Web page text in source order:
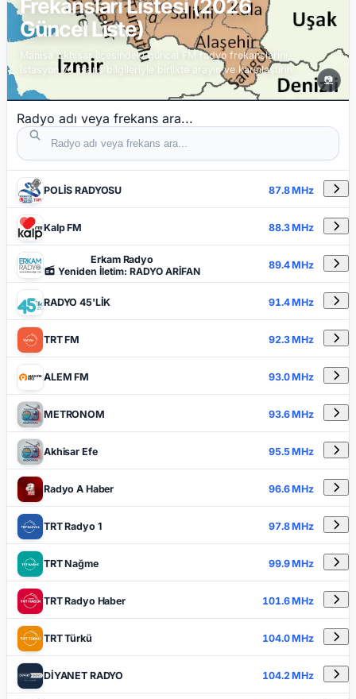
📷
Frekansları Listesi (2026
Güncel Liste)
Manisa Akhisar ilçesindeki güncel FM radyo frekanslarını,
istasyon ve lisans bilgileriyle birlikte arayın ve karşılaştırın.
Radyo adı veya frekans ara...
RADYO ADI DETAYLAR
POLİS RADYOSU 87.8 MHz
Kalp FM 88.3 MHz
Erkam Radyo
Yeniden İletim: RADYO ARİFAN
89.4 MHz
RADYO 45'LİK 91.4 MHz
TRT FM 92.3 MHz
ALEM FM 93.0 MHz
METRONOM 93.6 MHz
Akhisar Efe 95.5 MHz
Radyo A Haber 96.6 MHz
TRT Radyo 1 97.8 MHz
TRT Nağme 99.9 MHz
TRT Radyo Haber 101.6 MHz
TRT Türkü 104.0 MHz
DİYANET RADYO 104.2 MHz